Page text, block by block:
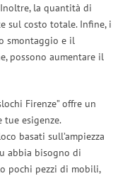
la quantità di
sul costo totale. Infine, i
smontaggio e il
possono aumentare il
Firenze” offre un
esigenze.
basati sull’ampiezza
abbia bisogno di
pochi pezzi di mobili,